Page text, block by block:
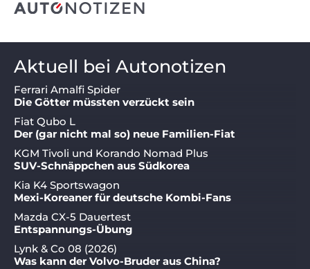
Aktuell bei Autonotizen
Ferrari Amalfi Spider
Die Götter müssten verzückt sein
Fiat Qubo L
Der (gar nicht mal so) neue Familien-Fiat
KGM Tivoli und Korando Nomad Plus
SUV-Schnäppchen aus Südkorea
Kia K4 Sportswagon
Mexi-Koreaner für deutsche Kombi-Fans
Mazda CX-5 Dauertest
Entspannungs-Übung
Lynk & Co 08 (2026)
Was kann der Volvo-Bruder aus China?